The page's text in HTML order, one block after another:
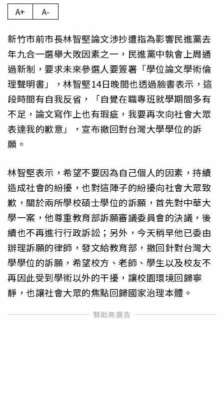
A+ A-
新竹市前市長林智堅論文涉抄遭指為影響民進黨去
年九合一選舉大敗因素之一，民進黨中執會上周通
過新制，要求未來參選人要簽署「學位論文學術倫
理聲明書」，林智堅14日晚間也透過臉書表示，這
段時間有自我反省，「自覺在職專班就學期間多有
不足，論文寫作上也有瑕疵，我要再次向社會大眾
表達我的歉意」，宣布撤回對台灣大學學位的訴
願。
林智堅表示，希望不要因為自己個人的因素，持續
造成社會的紛擾，也對這陣子的紛擾向社會大眾致
歉，關於兩所學校碩士學位的訴願，首先對中華大
學一案，他尊重教育部訴願審議委員會的決議，後
續也不再進行行政訴訟；另外，今天稍早他已委由
辦理訴願的律師，發文給教育部，撤回針對台灣大
學學位的訴願，希望校方、老師、學生以及校友不
再因此受到學術以外的干擾，讓校園環境回歸寧
靜，也讓社會大眾的焦點回歸國家治理本體。